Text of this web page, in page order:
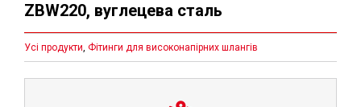
ZBW220, вуглецева сталь
Усі продукти, Фітинги для високонапірних шлангів